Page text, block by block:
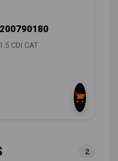
CDI CAT
2